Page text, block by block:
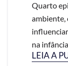
Quarto
ambiente,
na
LEIA A